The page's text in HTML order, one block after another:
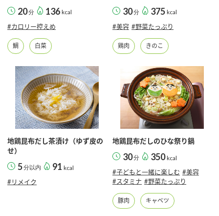
20分 136 kcal
#カロリー控えめ
鯛 白菜
30分 375 kcal
#美容 #野菜たっぷり
鶏肉 きのこ
地鶏昆布だし茶漬け（ゆず皮の
せ）
5分以内 91 kcal
#リメイク
地鶏昆布だしのひな祭り鍋
30分 350 kcal
#子どもと一緒に楽しむ #美容
#スタミナ #野菜たっぷり
豚肉 キャベツ